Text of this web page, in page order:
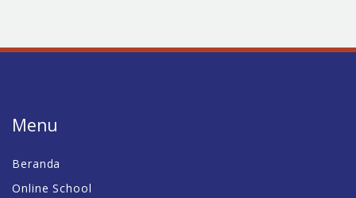
Menu
Beranda
Online School